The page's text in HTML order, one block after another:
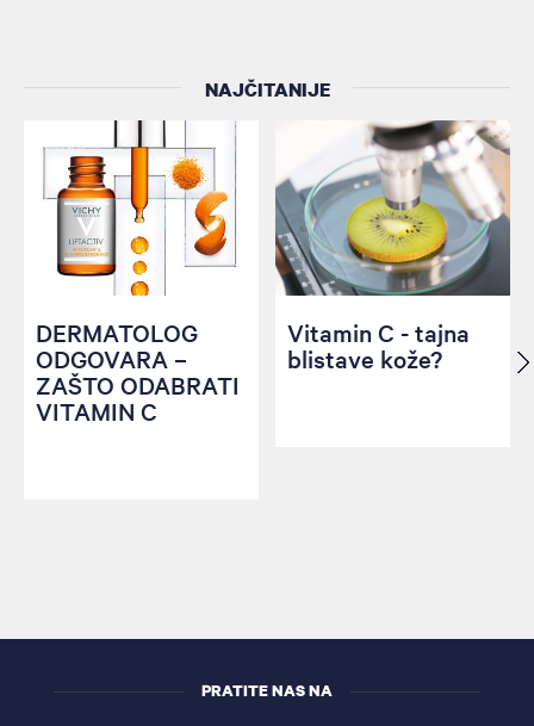
NAJČITANIJE
DERMATOLOG
ODGOVARA –
ZAŠTO ODABRATI
VITAMIN C
Vitamin C - tajna
blistave kože?
PRATITE NAS NA